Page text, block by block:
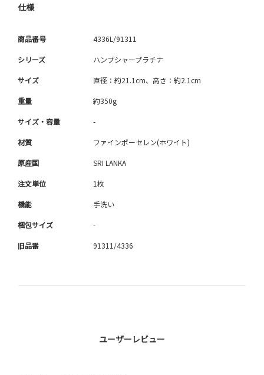
仕様
商品番号 4336L/91311
シリーズ ハンプシャープラチナ
サイズ 直径：約21.1cm、高さ：約2.1cm
重量 約350g
サイズ・容量 -
材質 ファインポーセレン(ホワイト)
原産国 SRI LANKA
注文単位 1枚
機能 手洗い
梱包サイズ -
旧品番 91311/4336
ユーザーレビュー